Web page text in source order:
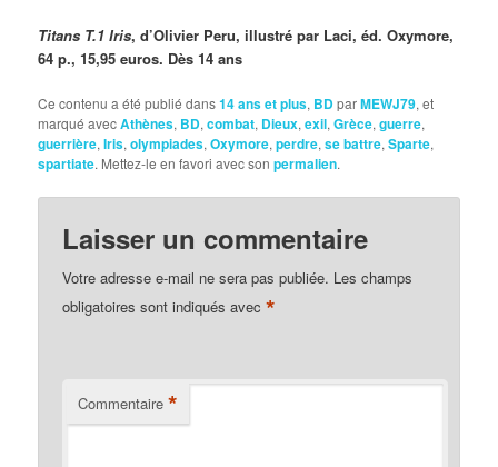
Titans T.1 Iris, d’Olivier Peru, illustré par Laci, éd. Oxymore,
64 p., 15,95 euros. Dès 14 ans
Ce contenu a été publié dans14 ans et plus, BDparMEWJ79, et
marqué avecAthènes, BD,combat, Dieux,exil,Grèce,guerre,
guerrière,Iris,olympiades,Oxymore,perdre,se battre,Sparte,
spartiate. Mettez-le en favori avec sonpermalien.
Laisser un commentaire
Votre adresse e-mail ne sera pas publiée. Les champs
obligatoires sont indiqués avec*
Commentaire *